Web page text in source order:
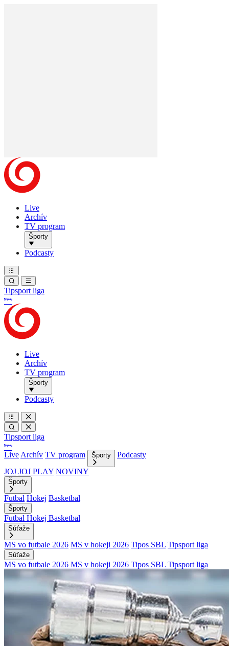
Live
Archív
TV program
Športy
Podcasty
Tipsport liga
Live
Archív
TV program
Športy
Podcasty
Tipsport liga
Live Archív TV program Športy
Podcasty
JOJ JOJ PLAY NOVINY
Športy
Futbal Hokej Basketbal
Športy
Futbal Hokej Basketbal
Súťaže
MS vo futbale 2026 MS v hokeji 2026 Tipos SBL Tipsport liga
Súťaže
MS vo futbale 2026 MS v hokeji 2026 Tipos SBL Tipsport liga